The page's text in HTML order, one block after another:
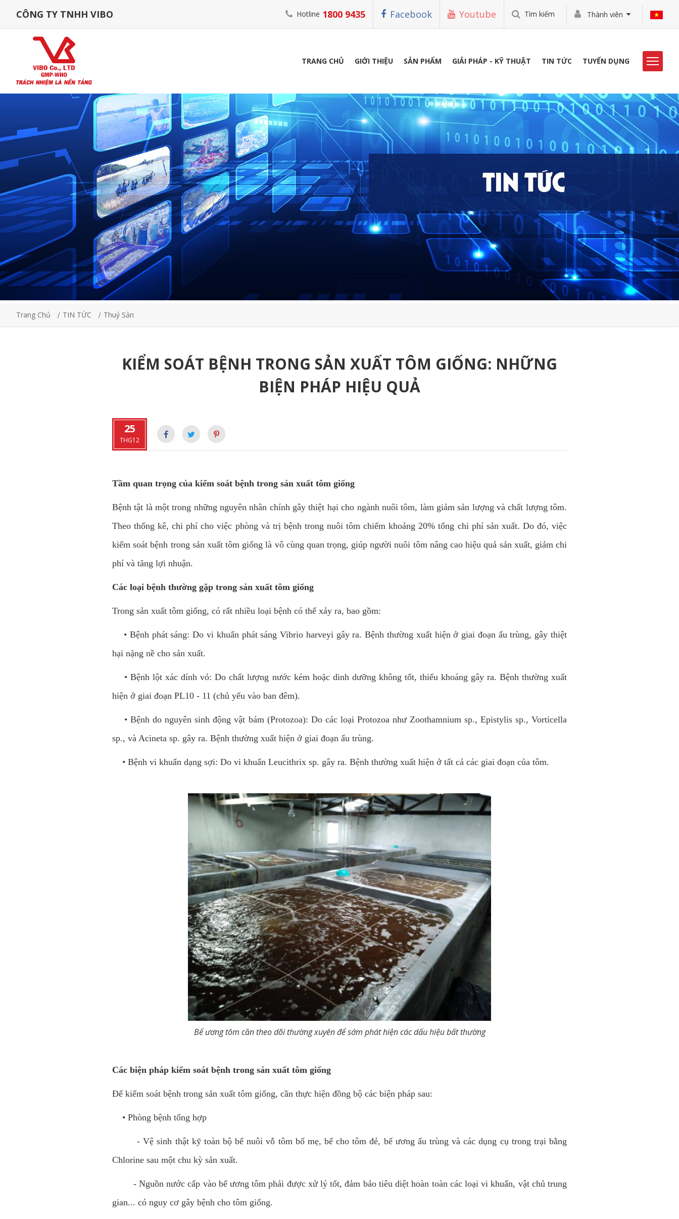
CÔNG TY TNHH VIBO Hotline 1800 9435 Facebook Youtube Tìm kiếm Thành viên
TRANG CHỦ GIỚI THIỆU SẢN PHẨM GIẢI PHÁP - KỸ THUẬT TIN TỨC TUYỂN DỤNG
THƯ VIỆN
TUYỂN DỤNG
Trang Chủ TIN TỨC Thuỷ Sản
KIỂM SOÁT BỆNH TRONG SẢN XUẤT TÔM GIỐNG: NHỮNG
BIỆN PHÁP HIỆU QUẢ
25
THG12
Tầm quan trọng của kiểm soát bệnh trong sản xuất tôm giống
Bệnh tật là một trong những nguyên nhân chính gây thiệt hại cho ngành nuôi tôm, làm giảm sản lượng và chất lượng tôm.
Theo thống kê, chi phí cho việc phòng và trị bệnh trong nuôi tôm chiếm khoảng 20% tổng chi phí sản xuất. Do đó, việc
kiểm soát bệnh trong sản xuất tôm giống là vô cùng quan trọng, giúp người nuôi tôm nâng cao hiệu quả sản xuất, giảm chi
phí và tăng lợi nhuận.
Các loại bệnh thường gặp trong sản xuất tôm giống
Trong sản xuất tôm giống, có rất nhiều loại bệnh có thể xảy ra, bao gồm:
• Bệnh phát sáng: Do vi khuẩn phát sáng Vibrio harveyi gây ra. Bệnh thường xuất hiện ở giai đoạn ấu trùng, gây thiệt
hại nặng nề cho sản xuất.
•Bệnh lột xác dính vỏ: Do chất lượng nước kém hoặc dinh dưỡng không tốt, thiếu khoáng gây ra. Bệnh thường xuất
hiện ở giai đoạn PL10 - 11 (chủ yếu vào ban đêm).
•Bệnh do nguyên sinh động vật bám (Protozoa): Do các loại Protozoa như Zoothamnium sp., Epistylis sp., Vorticella
sp., và Acineta sp. gây ra. Bệnh thường xuất hiện ở giai đoạn ấu trùng.
• Bệnh vi khuẩn dạng sợi: Do vi khuẩn Leucithrix sp. gây ra. Bệnh thường xuất hiện ở tất cả các giai đoạn của tôm.
Bể ương tôm cần theo dõi thường xuyên để sớm phát hiện các dấu hiệu bất thường
Các biện pháp kiểm soát bệnh trong sản xuất tôm giống
Để kiểm soát bệnh trong sản xuất tôm giống, cần thực hiện đồng bộ các biện pháp sau:
• Phòng bệnh tổng hợp
- Vệ sinh thật kỹ toàn bộ bể nuôi vỗ tôm bố mẹ, bể cho tôm đẻ, bể ương ấu trùng và các dụng cụ trong trại bằng
Chlorine sau một chu kỳ sản xuất.
- Nguồn nước cấp vào bể ương tôm phải được xử lý tốt, đảm bảo tiêu diệt hoàn toàn các loại vi khuẩn, vật chủ trung
gian... có nguy cơ gây bệnh cho tôm giống.